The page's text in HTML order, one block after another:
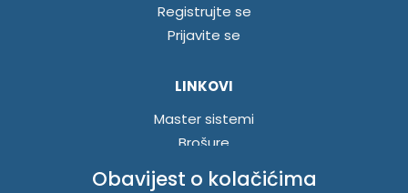
Registrujte se
Prijavite se
LINKOVI
Master sistemi
Brošure
Obavijest o kolačićima